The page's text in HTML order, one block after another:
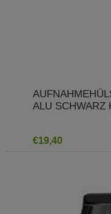
ALU SCHWARZ
€19,40